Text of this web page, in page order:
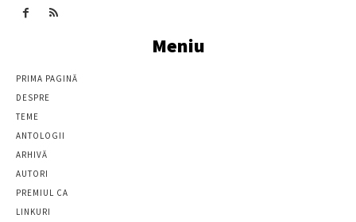
Meniu
PRIMA PAGINĂ
DESPRE
TEME
ANTOLOGII
ARHIVĂ
AUTORI
PREMIUL CA
LINKURI